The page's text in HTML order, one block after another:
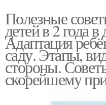
Полезные
детей в 2 года в
Адаптация
саду. Этапы,
стороны.
скорейшему